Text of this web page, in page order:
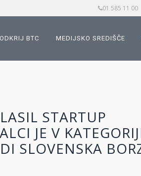
01 585 11 00
ODKRIJ BTC MEDIJSKO SREDIŠČE
STARTUP
JE V
SLOVENSKA